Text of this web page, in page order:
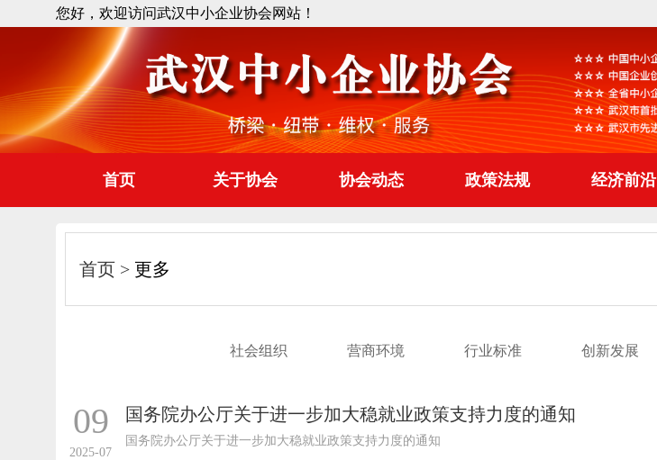
您好，欢迎访问武汉中小企业协会网站！
首页 关于协会 协会动态 政策法规 经济前沿
首页 更多
社会组织 营商环境 行业标准 创新发展
09
2025-07
国务院办公厅关于进一步加大稳就业政策支持力度的通知
国务院办公厅关于进一步加大稳就业政策支持力度的通知